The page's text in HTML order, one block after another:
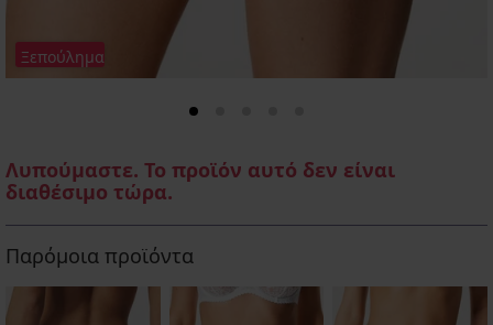
Ξεπούλημα
Λυπούμαστε. Το προϊόν αυτό δεν είναι
διαθέσιμο τώρα.
Παρόμοια προϊόντα